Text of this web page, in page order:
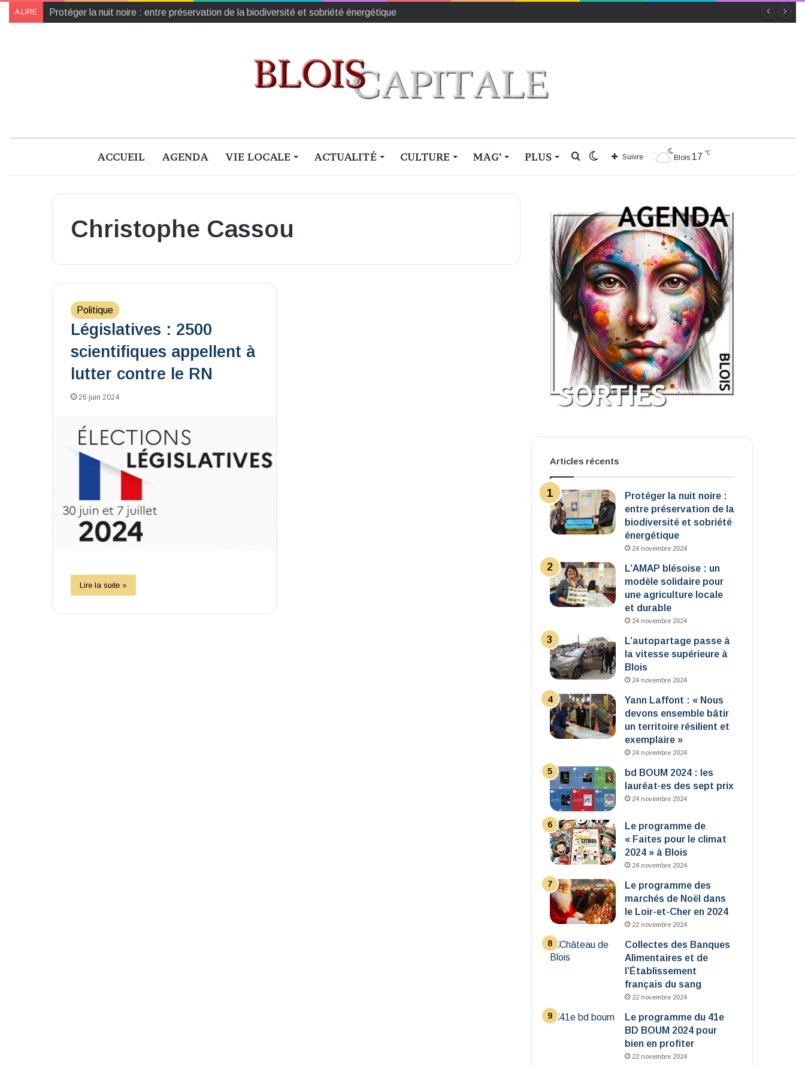
A LIRE Protéger la nuit noire : entre préservation de la biodiversité et sobriété énergétique
ACCUEIL AGENDA VIE LOCALE ACTUALITÉ CULTURE MAG’ PLUS Blois 17 ℃
Suivre
Switch
Rechercher
Christophe Cassou
Politique
Législatives : 2500
scientifiques appellent à
lutter contre le RN
26 juin 2024
Lire la suite »
Articles récents
Protéger la nuit noire :
entre préservation de la
biodiversité et sobriété
énergétique
24 novembre 2024
L’AMAP blésoise : un
modèle solidaire pour
une agriculture locale
et durable
24 novembre 2024
L’autopartage passe à
la vitesse supérieure à
Blois
24 novembre 2024
Yann Laffont : « Nous
devons ensemble bâtir
un territoire résilient et
exemplaire »
24 novembre 2024
bd BOUM 2024 : les
lauréat·es des sept prix
24 novembre 2024
Le programme de
« Faites pour le climat
2024 » à Blois
24 novembre 2024
Le programme des
marchés de Noël dans
le Loir-et-Cher en 2024
22 novembre 2024
Collectes des Banques
Alimentaires et de
l’Établissement
français du sang
22 novembre 2024
Le programme du 41e
BD BOUM 2024 pour
bien en profiter
22 novembre 2024